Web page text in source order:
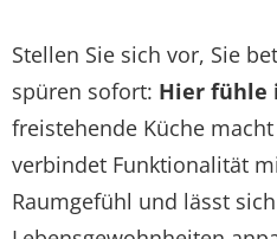
Stellen Sie sich vor, Sie
spüren sofort: Hier fühle
freistehende Küche
verbindet Funktionalität
Raumgefühl und lässt